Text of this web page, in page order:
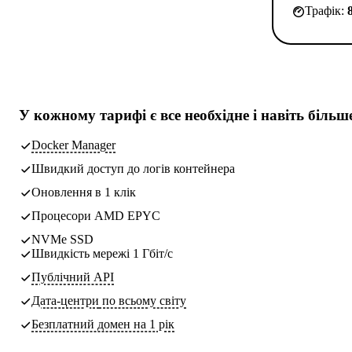
Трафік:
У кожному тарифі є все необхідне і навіть
Docker Manager
Швидкий доступ до логів контейнера
Оновлення в 1 клік
Процесори AMD EPYC
NVMe SSD
Швидкість мережі 1 Гбіт/с
Публічний API
Дата-центри по всьому світу
Безплатний домен на 1 рік